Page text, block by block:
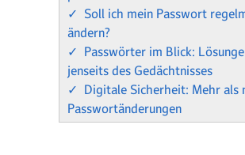
✓ Soll ich mein Passwort
ändern?
✓ Passwörter im Blick:
jenseits des Gedächtnisses
✓ Digitale Sicherheit: Mehr als
Passwortänderungen